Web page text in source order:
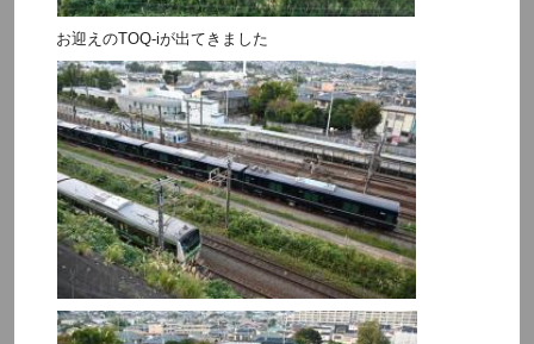
お迎えのTOQ-iが出てきました